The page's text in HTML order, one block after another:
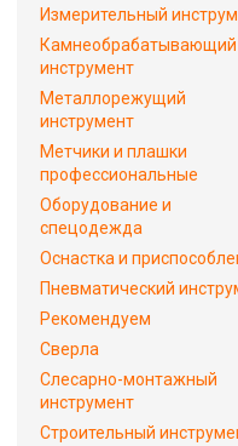
Измерительный
Камнеобрабатывающий
инструмент
Металлорежущий
инструмент
Метчики и плашки
профессиональные
Оборудование и
спецодежда
Оснастка и
Пневматический
Рекомендуем
Сверла
Слесарно-монтажный
инструмент
Строительный